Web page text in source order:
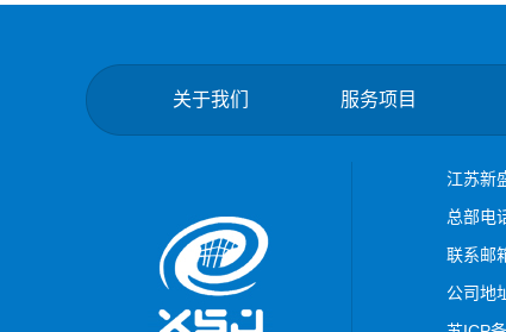
关于我们 服务项目
江苏新
总部
联系邮
公司地